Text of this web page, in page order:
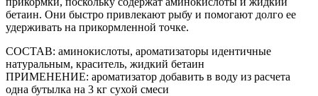
бетаин. Они быстро привлекают рыбу и помогают долго ее
удерживать на прикормленной точке.
СОСТАВ: аминокислоты, ароматизаторы идентичные
натуральным, краситель, жидкий бетаин
ПРИМЕНЕНИЕ: ароматизатор добавить в воду из расчета
одна бутылка на 3 кг сухой смеси